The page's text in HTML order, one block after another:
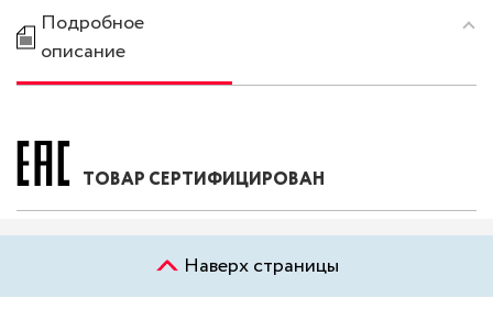
Подробное
описание
ТОВАР СЕРТИФИЦИРОВАН
Наверх страницы